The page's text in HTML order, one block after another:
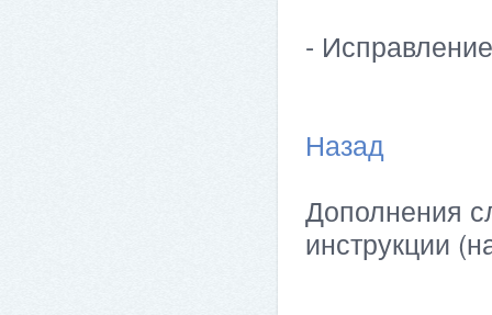
-
Назад
Дополнения
инструкции